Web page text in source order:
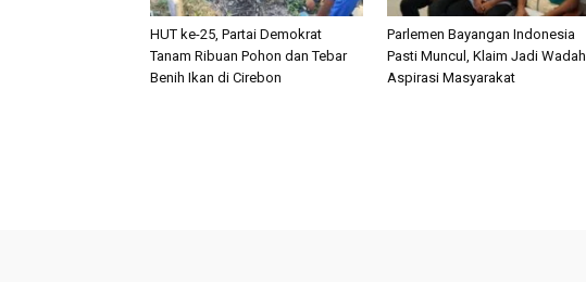
HUT ke-25, Partai Demokrat
Tanam Ribuan Pohon dan Tebar
Benih Ikan di Cirebon
Parlemen Bayangan Indonesia
Pasti Muncul, Klaim Jadi Wadah
Aspirasi Masyarakat